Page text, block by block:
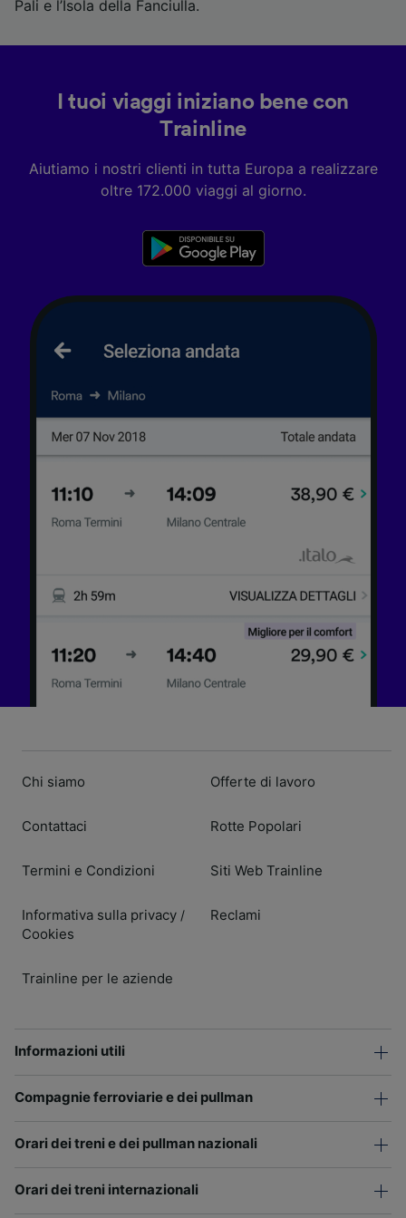
Pali e l’Isola della Fanciulla.
I tuoi viaggi iniziano bene con
Trainline
Aiutiamo i nostri clienti in tutta Europa a realizzare
oltre 172.000 viaggi al giorno.
Chi siamo
Contattaci
Termini e Condizioni
Informativa sulla privacy /
Cookies
Trainline per le aziende
Offerte di lavoro
Rotte Popolari
Siti Web Trainline
Reclami
Informazioni utili
Compagnie ferroviarie e dei pullman
Orari dei treni e dei pullman nazionali
Orari dei treni internazionali
dei contenuti e degli annunci, ricerche sul
pubblico, sviluppo di servizi.